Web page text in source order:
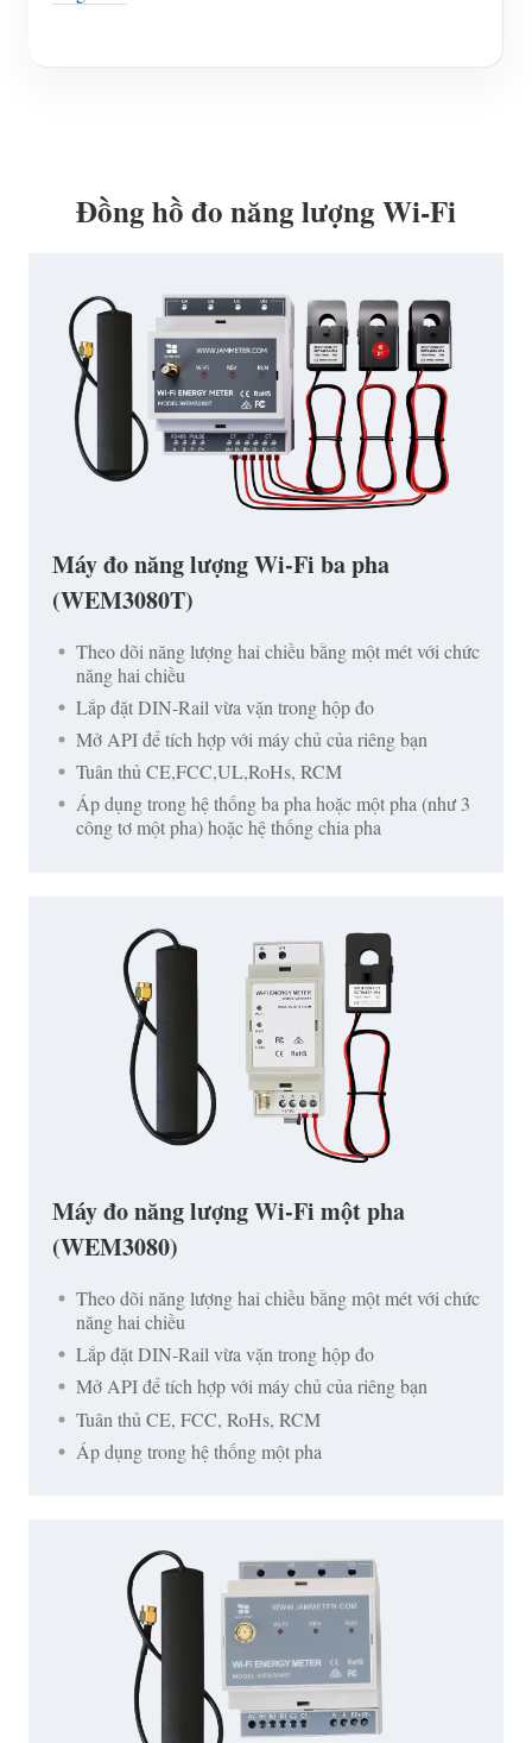
Đồng hồ đo năng lượng Wi-Fi
Máy đo năng lượng Wi-Fi ba pha
(WEM3080T)
Theo dõi năng lượng hai chiều bằng một mét với chức
năng hai chiều
Lắp đặt DIN-Rail vừa vặn trong hộp đo
Mở API để tích hợp với máy chủ của riêng bạn
Tuân thủ CE,FCC,UL,RoHs, RCM
Áp dụng trong hệ thống ba pha hoặc một pha (như 3
công tơ một pha) hoặc hệ thống chia pha
Máy đo năng lượng Wi-Fi một pha
(WEM3080)
Theo dõi năng lượng hai chiều bằng một mét với chức
năng hai chiều
Lắp đặt DIN-Rail vừa vặn trong hộp đo
Mở API để tích hợp với máy chủ của riêng bạn
Tuân thủ CE, FCC, RoHs, RCM
Áp dụng trong hệ thống một pha